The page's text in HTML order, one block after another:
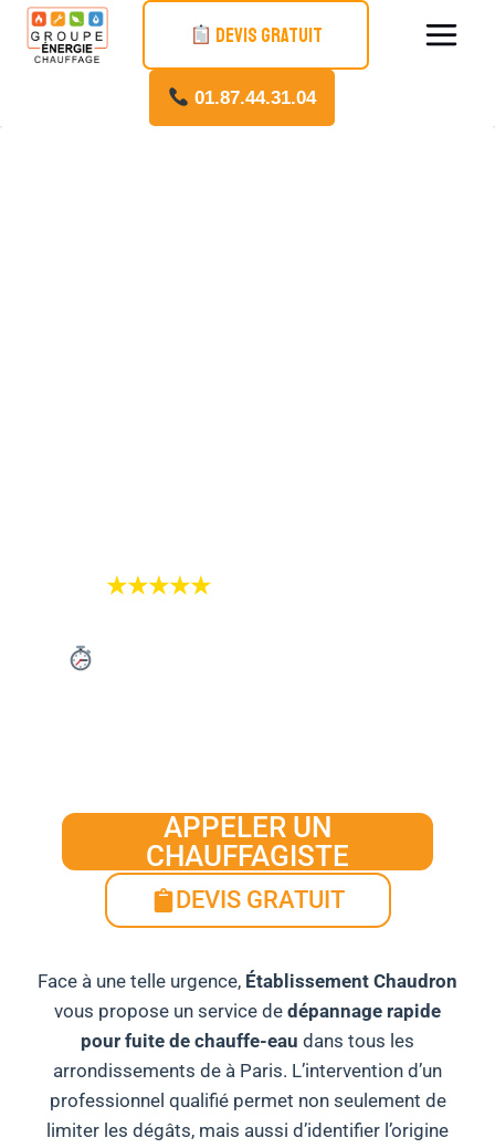
DEVIS GRATUIT
01.87.44.31.04
★★★★★
APPELER UN
CHAUFFAGISTE
DEVIS GRATUIT
Face à une telle urgence, Établissement Chaudron
vous propose un service de dépannage rapide
pour fuite de chauffe-eau dans tous les
arrondissements de à Paris. L’intervention d’un
professionnel qualifié permet non seulement de
limiter les dégâts, mais aussi d’identifier l’origine